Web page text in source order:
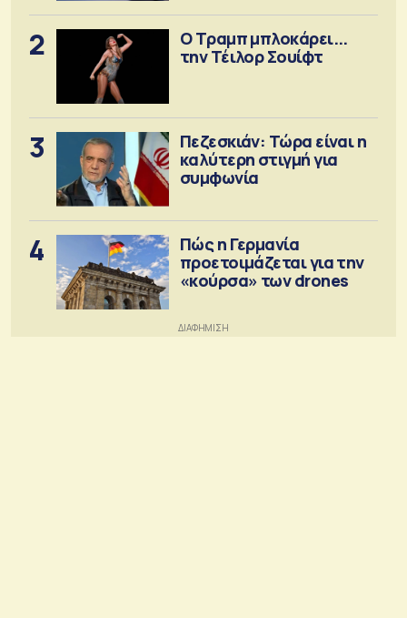
2
Ο Τραμπ μπλοκάρει...
την Τέιλορ Σουίφτ
3
Πεζεσκιάν: Τώρα είναι η
καλύτερη στιγμή για
συμφωνία
4
Πώς η Γερμανία
προετοιμάζεται για την
«κούρσα» των drones